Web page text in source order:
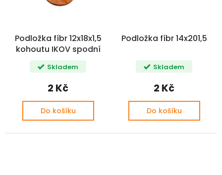
Podložka fíbr 12x18x1,5
kohoutu IKOV spodní
Skladem
2 Kč
Do košíku
Podložka fíbr 14x201,5
Skladem
2 Kč
Do košíku